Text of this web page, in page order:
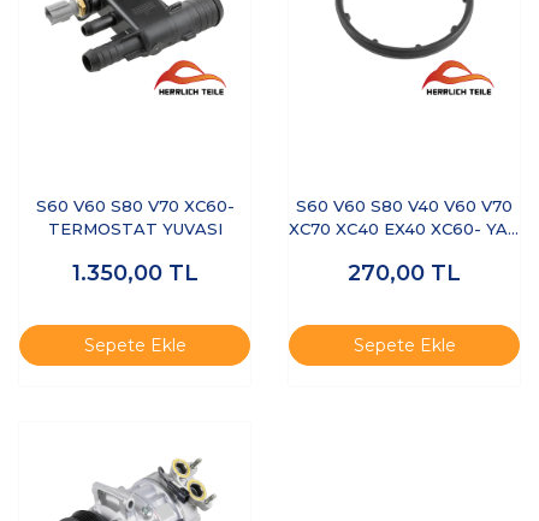
S60 V60 S80 V70 XC60-
TERMOSTAT YUVASI
1.350,00 TL
Sepete Ekle
S60 V60 S80 V40 V60 V70
XC70 XC40 EX40 XC60- YAĞ
270,00 TL
Sepete Ekle